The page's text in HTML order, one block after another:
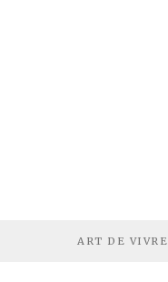
ART DE VIVRE